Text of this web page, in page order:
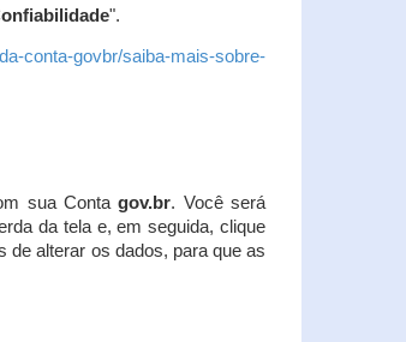
".
conta-govbr/saiba-mais-sobre-
sua Contagov.br. Você será
da tela e, em seguida, clique
de alterar os dados, para que as